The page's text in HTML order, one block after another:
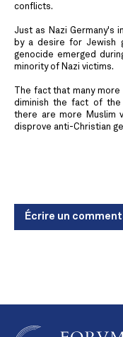
conflicts.
Just as Nazi Germany's
by a desire for Jewish
genocide emerged
minority of Nazi victims.
The fact that many
diminish the fact of the
there are more Muslim
disprove anti-Christian
Écrire un